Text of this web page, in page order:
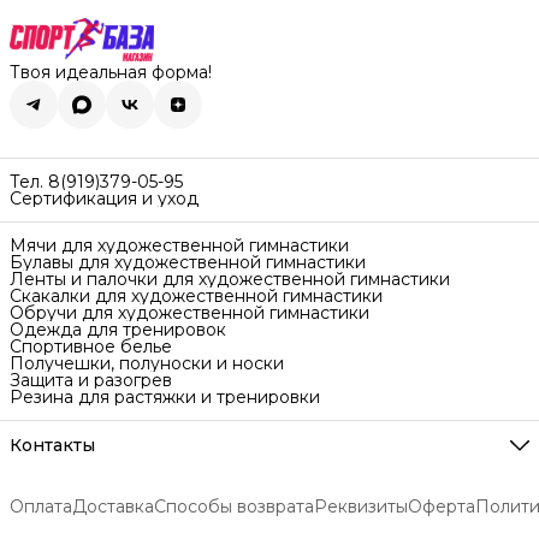
Твоя идеальная форма!
Тел. 8(919)379-05-95
Сертификация и уход
Мячи для художественной гимнастики
Булавы для художественной гимнастики
Ленты и палочки для художественной гимнастики
Скакалки для художественной гимнастики
Обручи для художественной гимнастики
Одежда для тренировок
Спортивное белье
Получешки, полуноски и носки
Защита и разогрев
Резина для растяжки и тренировки
Контакты
Телефон
ОплатаДоставкаСпособы возврата РеквизитыОферта